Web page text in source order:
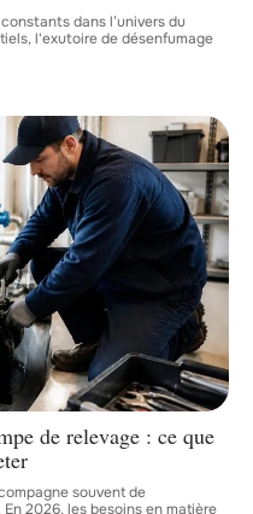
dans l’univers du
l'exutoire de désenfumage
de relevage : ce que
souvent de
2026, les besoins en matière